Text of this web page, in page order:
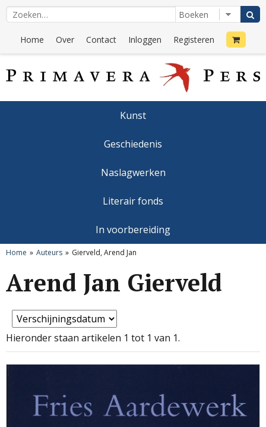
Home Over Contact Inloggen Registeren
Kunst
Geschiedenis
Naslagwerken
Literair fonds
In voorbereiding
Home Auteurs Gierveld, Arend Jan
Arend Jan Gierveld
Hieronder staan artikelen 1 tot 1 van 1.